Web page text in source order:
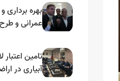
بهره برداری
عمرانی و
تامین
آبیاری در